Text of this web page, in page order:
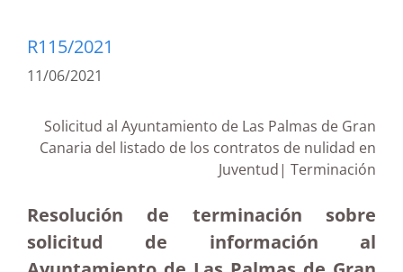
R115/2021
11/06/2021
Solicitud al Ayuntamiento de Las Palmas de Gran
Canaria del listado de los contratos de nulidad en
Juventud| Terminación
Resolución de terminación sobre
solicitud de información al